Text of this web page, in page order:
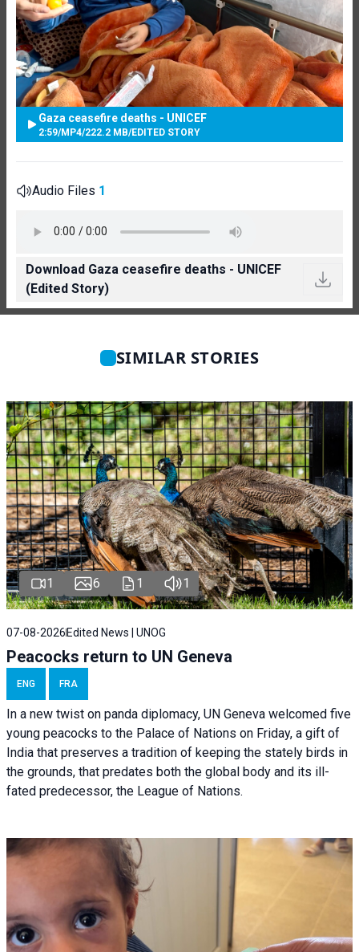
Gaza ceasefire deaths - UNICEF
2:59/MP4/222.2 MB/EDITED STORY
Audio Files 1
Download Gaza ceasefire deaths - UNICEF
(Edited Story)
SIMILAR STORIES
1 6 1 1
07-08-2026 Edited News | UNOG
Peacocks return to UN Geneva
ENG FRA
In a new twist on panda diplomacy, UN Geneva welcomed five
young peacocks to the Palace of Nations on Friday, a gift of
India that preserves a tradition of keeping the stately birds in
the grounds, that predates both the global body and its ill-
fated predecessor, the League of Nations.